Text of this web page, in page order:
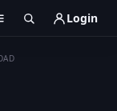
Login